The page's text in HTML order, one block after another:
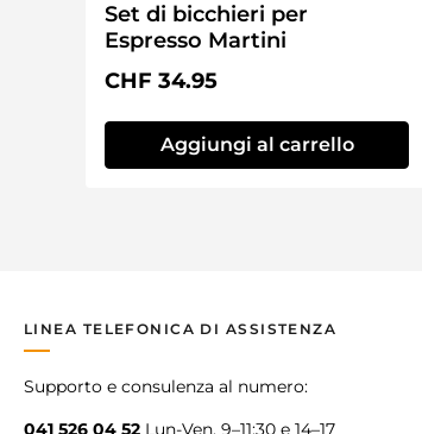
Set di bicchieri per
Espresso Martini
Prezzo normale:
CHF 34.95
Aggiungi al carrello
LINEA TELEFONICA DI ASSISTENZA
Supporto e consulenza al numero:
041 526 04 52 Lun-Ven, 9–11:30 e 14–17